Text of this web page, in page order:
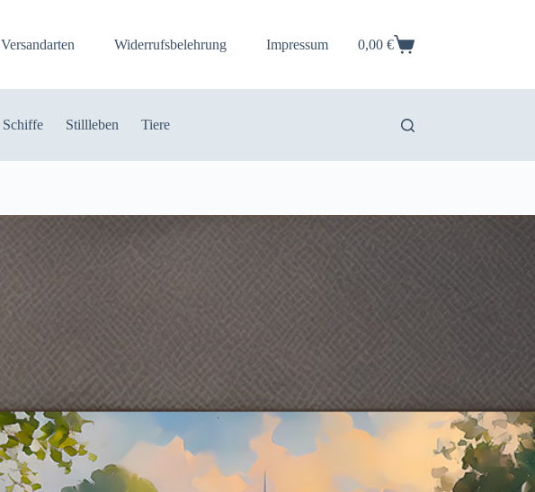
Versandarten Widerrufsbelehrung Impressum Warenkorb
0,00 €
Schiffe Stillleben Tiere